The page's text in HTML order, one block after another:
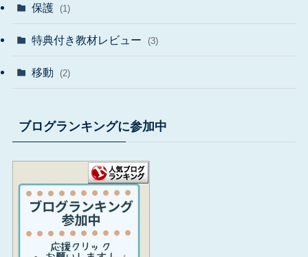
保護 (1)
特典付き教材レビュー (3)
移動 (2)
ブログランキングに参加中